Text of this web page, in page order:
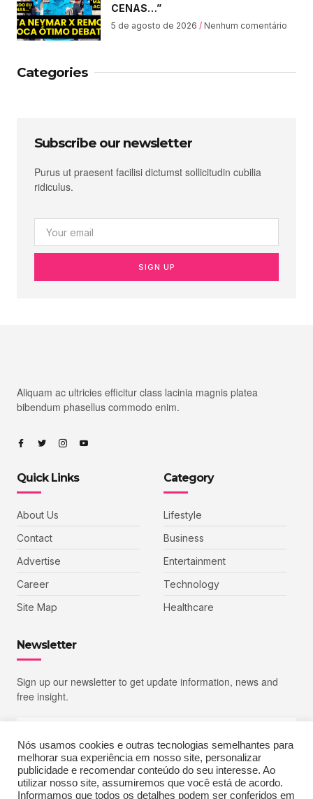
CENAS…”
5 de agosto de 2026 Nenhum comentário
Categories
Subscribe our newsletter
Purus ut praesent facilisi dictumst sollicitudin cubilia
ridiculus.
SIGN UP
Aliquam ac ultricies efficitur class lacinia magnis platea
bibendum phasellus commodo enim.
Quick Links
About Us
Contact
Advertise
Career
Site Map
Category
Lifestyle
Business
Entertainment
Technology
Healthcare
Newsletter
Sign up our newsletter to get update information, news and
free insight.
SIGN UP
Nós usamos cookies e outras tecnologias semelhantes para
melhorar sua experiência em nosso site, personalizar
publicidade e recomendar conteúdo do seu interesse. Ao
utilizar nosso site, assumiremos que você está de acordo.
Informamos que todos os detalhes podem ser conferidos em